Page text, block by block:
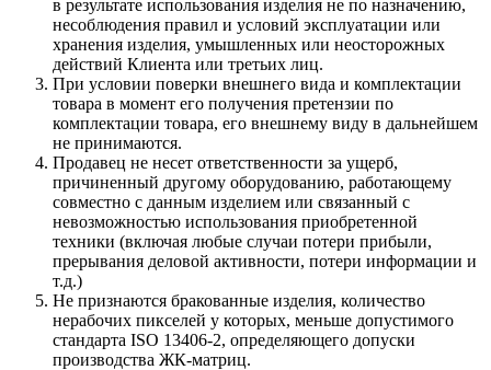
в результате использования изделия не по назначению,
несоблюдения правил и условий эксплуатации или
хранения изделия, умышленных или неосторожных
действий Клиента или третьих лиц.
При условии поверки внешнего вида и комплектации
товара в момент его получения претензии по
комплектации товара, его внешнему виду в дальнейшем
не принимаются.
Продавец не несет ответственности за ущерб,
причиненный другому оборудованию, работающему
совместно с данным изделием или связанный с
невозможностью использования приобретенной
техники (включая любые случаи потери прибыли,
прерывания деловой активности, потери информации и
т.д.)
Не признаются бракованные изделия, количество
нерабочих пикселей у которых, меньше допустимого
стандарта ISO 13406-2, определяющего допуски
производства ЖК-матриц.